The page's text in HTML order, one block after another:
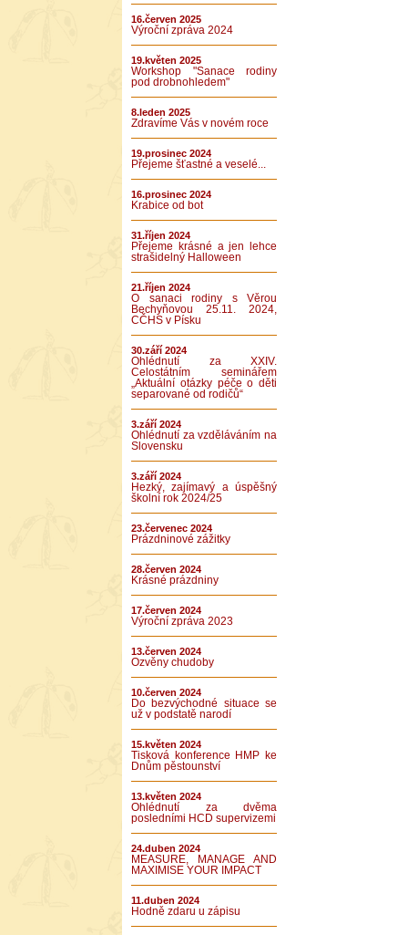
16.červen 2025
Výroční zpráva 2024
19.květen 2025
Workshop "Sanace rodiny
pod drobnohledem"
8.leden 2025
Zdravíme Vás v novém roce
19.prosinec 2024
Přejeme šťastné a veselé...
16.prosinec 2024
Krabice od bot
31.říjen 2024
Přejeme krásné a jen lehce
strašidelný Halloween
21.říjen 2024
O sanaci rodiny s Věrou
Bechyňovou 25.11. 2024,
CČHS v Písku
30.září 2024
Ohlédnutí za XXIV.
Celostátním seminářem
„Aktuální otázky péče o děti
separované od rodičů“
3.září 2024
Ohlédnutí za vzděláváním na
Slovensku
3.září 2024
Hezký, zajímavý a úspěšný
školní rok 2024/25
23.červenec 2024
Prázdninové zážitky
28.červen 2024
Krásné prázdniny
17.červen 2024
Výroční zpráva 2023
13.červen 2024
Ozvěny chudoby
10.červen 2024
Do bezvýchodné situace se
už v podstatě narodí
15.květen 2024
Tisková konference HMP ke
Dnům pěstounství
13.květen 2024
Ohlédnutí za dvěma
posledními HCD supervizemi
24.duben 2024
MEASURE, MANAGE AND
MAXIMISE YOUR IMPACT
11.duben 2024
Hodně zdaru u zápisu